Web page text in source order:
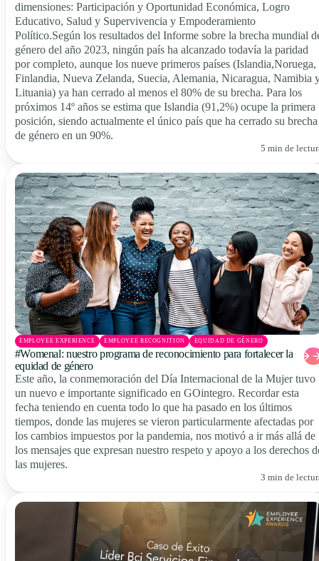
dimensiones: Participación y Oportunidad Económica, Logro
Educativo, Salud y Supervivencia y Empoderamiento
Político.Según los resultados del Informe sobre la brecha mundial
género del año 2023, ningún país ha alcanzado todavía la paridad
por completo, aunque los nueve primeros países (Islandia,Noruega,
Finlandia, Nueva Zelanda, Suecia, Alemania, Nicaragua, Namibia
Lituania) ya han cerrado al menos el 80% de su brecha. Para los
próximos 14º años se estima que Islandia (91,2%) ocupe la primera
posición, siendo actualmente el único país que ha cerrado su brecha
de género en un 90%.
5 min de
EMPLOYEE EXPERIENCE EMPLOYEE RECOGNITION EQUIDAD DE GÉNERO
#Womenal: nuestro programa de reconocimiento para fortalecer la
equidad de género
Este año, la conmemoración del Día Internacional de la Mujer tuvo
un nuevo e importante significado en GOintegro. Recordar esta
fecha teniendo en cuenta todo lo que ha pasado en los últimos
tiempos, donde las mujeres se vieron particularmente afectadas por
los cambios impuestos por la pandemia, nos motivó a ir más allá de
los mensajes que expresan nuestro respeto y apoyo a los derechos
las mujeres.
3 min de